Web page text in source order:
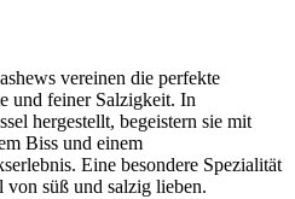
vereinen die perfekte
und feiner Salzigkeit. In
hergestellt, begeistern sie mit
Biss und einem
Eine besondere Spezialität
von süß und salzig lieben.